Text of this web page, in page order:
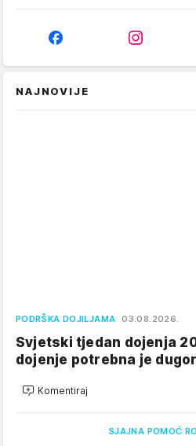
NAJNOVIJE
PODRŠKA DOJILJAMA 03.08.2026.
Svjetski tjedan dojenja
dojenje potrebna je
Komentiraj
SJAJNA POMOĆ